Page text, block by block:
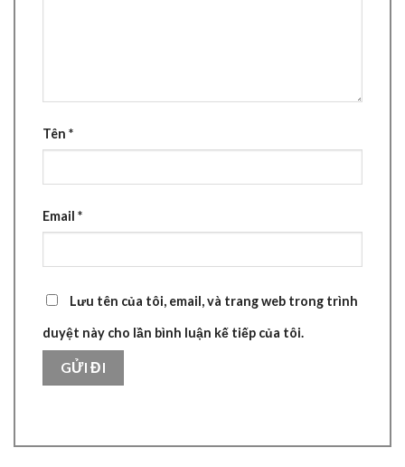
Tên *
Email *
Lưu tên của tôi, email, và trang web trong trình
duyệt này cho lần bình luận kế tiếp của tôi.